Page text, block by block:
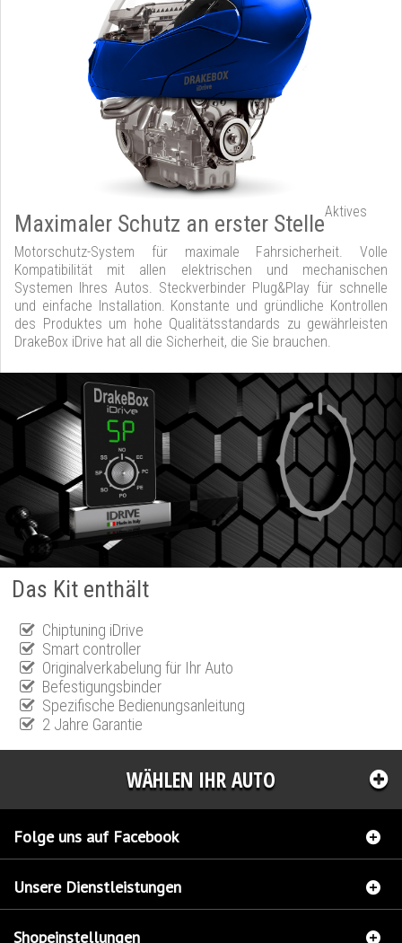
Maximaler Schutz an erster StelleAktives
Motorschutz-System für maximale Fahrsicherheit. Volle
Kompatibilität mit allen elektrischen und mechanischen
Systemen Ihres Autos. Steckverbinder Plug&Play für schnelle
und einfache Installation. Konstante und gründliche Kontrollen
des Produktes um hohe Qualitätsstandards zu gewährleisten
DrakeBox iDrive hat all die Sicherheit, die Sie brauchen.
Das Kit enthält
Chiptuning iDrive
Smart controller
Originalverkabelung für Ihr Auto
Befestigungsbinder
Spezifische Bedienungsanleitung
2 Jahre Garantie
WÄHLEN IHR AUTO
Folge uns auf Facebook
Unsere Dienstleistungen
Shopeinstellungen